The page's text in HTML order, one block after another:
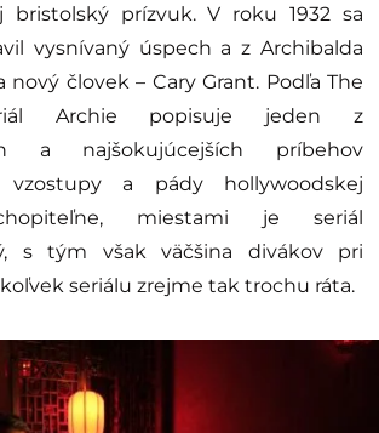
bristolský prízvuk. V roku 1932 sa
vysnívaný úspech a z Archibalda
nový človek – Cary Grant. Podľa The
Archie popisuje jeden z
a najšokujúcejších príbehov
vzostupy a pády hollywoodskej
miestami je seriál
s tým však väčšina divákov pri
seriálu zrejme tak trochu ráta.